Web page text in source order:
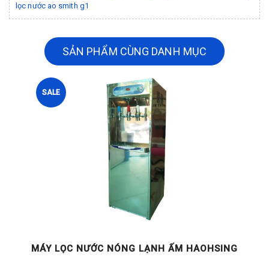
lọc nước ao smith g1
SẢN PHẨM CÙNG DANH MỤC
SALE
MÁY LỌC NƯỚC NÓNG LẠNH ẤM HAOHSING